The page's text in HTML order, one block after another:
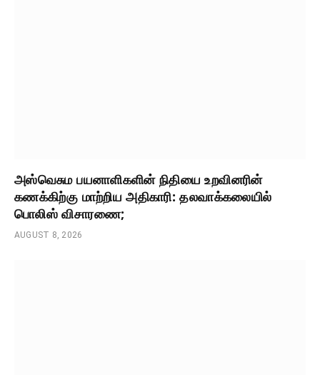
அஸ்வெசும பயனாளிகளின் நிதியை உறவினரின்
கணக்கிற்கு மாற்றிய அதிகாரி: தலவாக்கலையில்
பொலிஸ் விசாரணை;
AUGUST 8, 2026